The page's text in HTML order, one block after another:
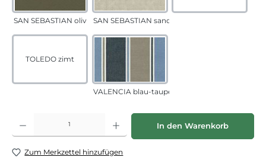
SAN SEBASTIAN oliv SAN SEBASTIAN sand
TOLEDO zimt
VALENCIA blau-taupe
Produkt Anzahl: Gib den gewünschten Wert ein oder benutze die
In den Warenkorb
Zum Merkzettel hinzufügen